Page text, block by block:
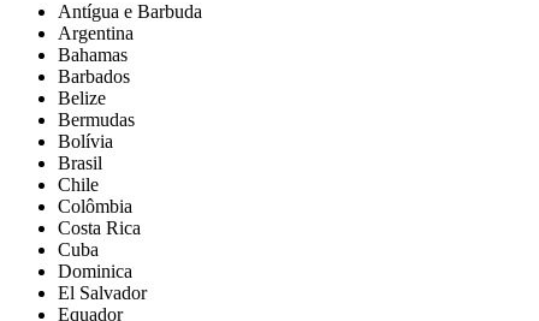
Antígua e Barbuda
Argentina
Bahamas
Barbados
Belize
Bermudas
Bolívia
Brasil
Chile
Colômbia
Costa Rica
Cuba
Dominica
El Salvador
Equador